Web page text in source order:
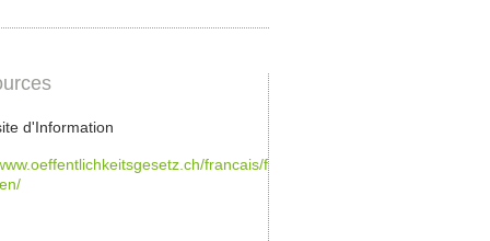
d'Information
francais/fragen-